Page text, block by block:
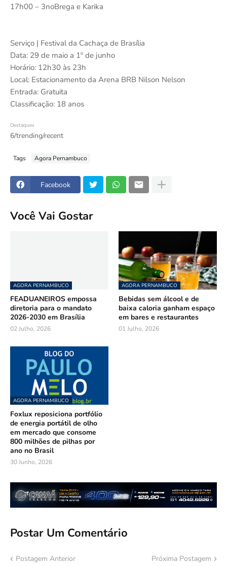
17h00 – 3noBrega e Karika
Serviço | Festival da Cachaça de Brasília
Data: 29 de maio a 1º de junho
Horário: 12h30 às 23h
Local: Estacionamento da Arena BRB Nilson Nelson
Entrada: Gratuita
Classificação: 18 anos
Destaques
6/trending/recent
Tags Agora Pernambuco
Facebook
Você Vai Gostar
AGORA PERNAMBUCO
FEADUANEIROS empossa
diretoria para o mandato
2026-2030 em Brasília
02 Julho, 2026
AGORA PERNAMBUCO
Bebidas sem álcool e de
baixa caloria ganham espaço
em bares e restaurantes
01 Julho, 2026
AGORA PERNAMBUCO
Foxlux reposiciona portfólio
de energia portátil de olho
em mercado que consome
800 milhões de pilhas por
ano no Brasil
30 Junho, 2026
Postar Um Comentário
Postagem Anterior Próxima Postagem